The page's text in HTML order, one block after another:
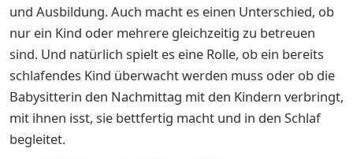
und Ausbildung. Auch macht es einen Unterschied, ob
nur ein Kind oder mehrere gleichzeitig zu betreuen
sind. Und natürlich spielt es eine Rolle, ob ein bereits
schlafendes Kind überwacht werden muss oder ob die
Babysitterin den Nachmittag mit den Kindern verbringt,
mit ihnen isst, sie bettfertig macht und in den Schlaf
begleitet.